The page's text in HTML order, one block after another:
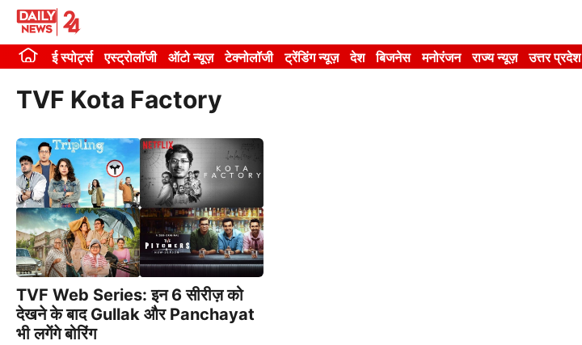
Skip
contentई स्पोर्ट्स एस्ट्रोलॉजी ऑटो न्यूज़ टेक्नोलॉजी ट्रेंडिंग न्यूज़ देश बिजनेस मनोरंजन राज्य न्यूज़ उत्तर प्रदेश
TVF Kota Factory
TVF Web Series: इन 6 सीरीज़ को
देखने के बाद Gullak और Panchayat
भी लगेंगे बोरिंग